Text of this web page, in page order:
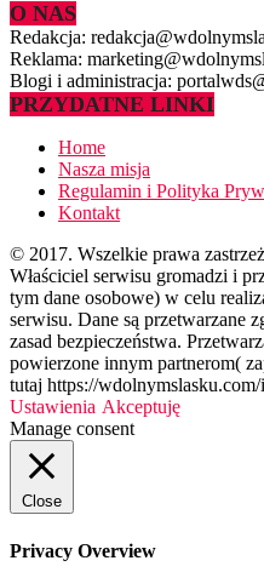
O NAS
Redakcja:
Reklama:
Blogi i administracja:
PRZYDATNE LINKI
Home
Nasza misja
Regulamin i Polityka
Kontakt
© 2017. Wszelkie prawa
Właściciel serwisu gromadzi i
tym dane osobowe) w celu
serwisu. Dane są przetwarzane
zasad bezpieczeństwa.
powierzone innym partnerom(
tutaj https://
Ustawienia Akceptuję
Manage consent
Close
Privacy Overview